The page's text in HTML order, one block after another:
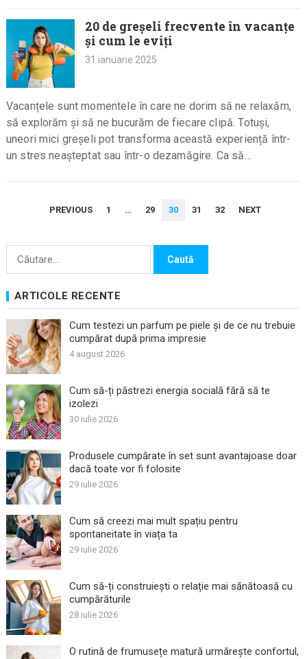
20 de greșeli frecvente în vacanțe
și cum le eviți
31 ianuarie 2025
Vacanțele sunt momentele în care ne dorim să ne relaxăm,
să explorăm și să ne bucurăm de fiecare clipă. Totuși,
uneori mici greșeli pot transforma această experiență într-
un stres neașteptat sau într-o dezamăgire. Ca să…
PAGINAȚIEPREVIOUS 1 … 29 30 31 32 NEXT
Caută
ARTICOLE RECENTE
Cum testezi un parfum pe piele și de ce nu trebuie
cumpărat după prima impresie
4 august 2026
Cum să-ți păstrezi energia socială fără să te
izolezi
30 iulie 2026
Produsele cumpărate în set sunt avantajoase doar
dacă toate vor fi folosite
29 iulie 2026
Cum să creezi mai mult spațiu pentru
spontaneitate în viața ta
29 iulie 2026
Cum să-ți construiești o relație mai sănătoasă cu
cumpărăturile
28 iulie 2026
O rutină de frumusețe matură urmărește confortul,